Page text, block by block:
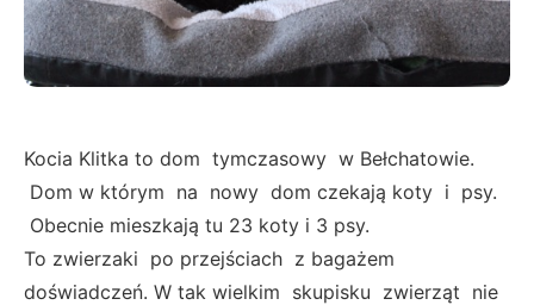
Kocia Klitka to dom tymczasowy w Bełchatowie.
Dom w którym na nowy dom czekają koty i psy.
Obecnie mieszkają tu 23 koty i 3 psy.
To zwierzaki po przejściach z bagażem
doświadczeń. W tak wielkim skupisku zwierząt nie